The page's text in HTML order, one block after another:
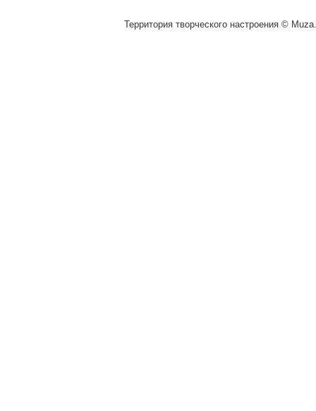
Территория творческого настроения ©